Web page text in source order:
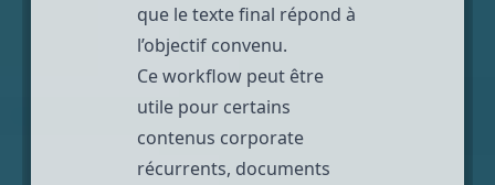
que le texte final répond à
l’objectif convenu.
Ce workflow peut être
utile pour certains
contenus corporate
récurrents, documents